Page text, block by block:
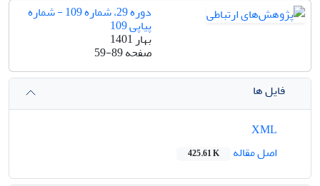
دوره 29، شماره 109 - شماره
پیاپی 109
بهار 1401
صفحه59-89
فایل ها
اصل مقاله
425.61 K